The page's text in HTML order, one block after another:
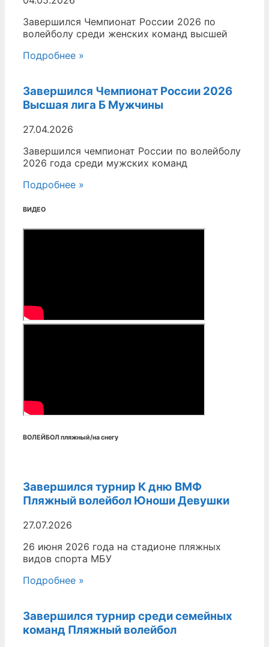
Завершился Чемпионат России 2026 по
волейболу среди женских команд высшей
Подробнее »
Завершился Чемпионат России 2026
Высшая лига Б Мужчины
27.04.2026
Завершился чемпионат России по волейболу
2026 года среди мужских команд
Подробнее »
ВИДЕО
ВОЛЕЙБОЛ пляжный/на снегу
Завершился турнир К дню ВМФ
Пляжный волейбол Юноши Девушки
27.07.2026
26 июня 2026 года на стадионе пляжных
видов спорта МБУ
Подробнее »
Завершился турнир среди семейных
команд Пляжный волейбол